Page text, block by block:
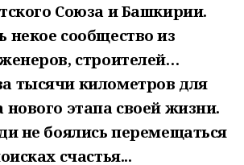
Союза и Башкирии.
некое сообщество из
строителей…
тысячи километров для
нового этапа своей жизни.
не боялись перемещаться
счастья...